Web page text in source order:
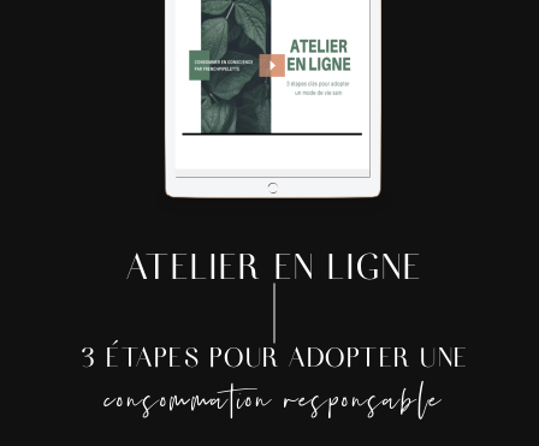
ATELIER EN LIGNE
3 ÉTAPES POUR ADOPTER UNE
consommation responsable